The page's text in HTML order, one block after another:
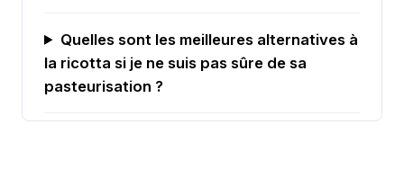
Quelles sont les meilleures alternatives à
la ricotta si je ne suis pas sûre de sa
pasteurisation ?